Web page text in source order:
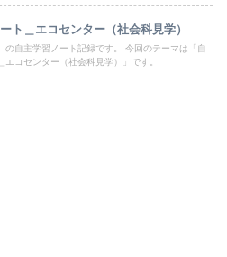
ト＿エコセンター（社会科見学）
の自主学習ノート記録です。 今回のテーマは「自
エコセンター（社会科見学）」です。